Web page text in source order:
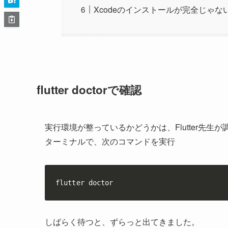
Xcodeのインストールが完全じゃな
flutter doctorで確認
実行環境が整っているかどうかは、Flutter先生が
ターミナルで、次のコマンドを実行
flutter doctor
しばらく待つと、ずらっと出てきました。